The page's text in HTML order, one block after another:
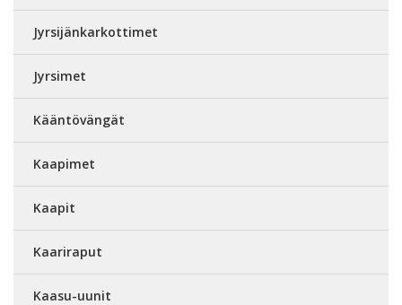
Jyrsijänkarkottimet
Jyrsimet
Kääntövängät
Kaapimet
Kaapit
Kaariraput
Kaasu-uunit